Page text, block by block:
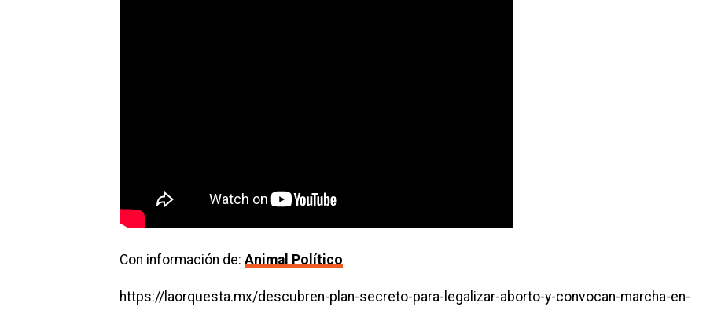
Con información de: Animal Político
https://laorquesta.mx/descubren-plan-secreto-para-legalizar-aborto-y-convocan-marcha-en-